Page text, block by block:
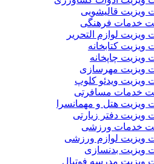
ویزیت قالیشویی
خدمات فرهنگی
ویزیت لوازم التحریر
ویزیت کتابخانه
ویزیت چاپخانه
ویزیت مهرسازی
ویزیت ویدئو کلوپ
خدمات مسافرتی
ویزیت هتل و مهمانسرا
ویزیت دفتر زیارتی
خدمات ورزشی
ویزیت لوازم ورزشی
ویزیت بدنسازی
ویزیت مدرسه فوتبال